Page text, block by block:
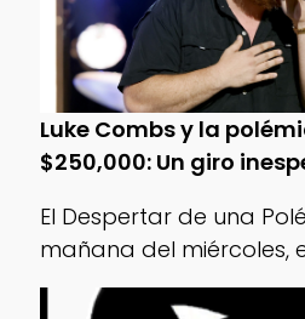
Luke Combs y la
$250,000: Un giro
El Despertar de una
mañana del miércoles,